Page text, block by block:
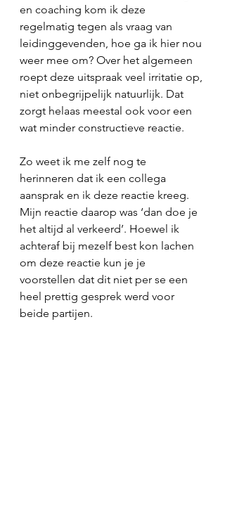
en coaching kom ik deze
regelmatig tegen als vraag van
leidinggevenden, hoe ga ik hier nou
weer mee om? Over het algemeen
roept deze uitspraak veel irritatie op,
niet onbegrijpelijk natuurlijk. Dat
zorgt helaas meestal ook voor een
wat minder constructieve reactie.
Zo weet ik me zelf nog te
herinneren dat ik een collega
aansprak en ik deze reactie kreeg.
Mijn reactie daarop was ‘dan doe je
het altijd al verkeerd’. Hoewel ik
achteraf bij mezelf best kon lachen
om deze reactie kun je je
voorstellen dat dit niet per se een
heel prettig gesprek werd voor
beide partijen.